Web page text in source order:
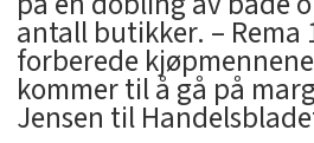
antall butikker. – Rema
forberede
kommer til å gå på
Jensen til